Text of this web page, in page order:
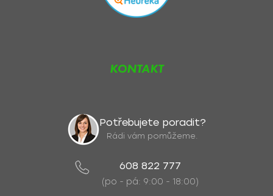
KONTAKT
Potřebujete poradit?
Rádi vám pomůžeme.
608 822 777
(po - pá: 9:00 - 18:00)